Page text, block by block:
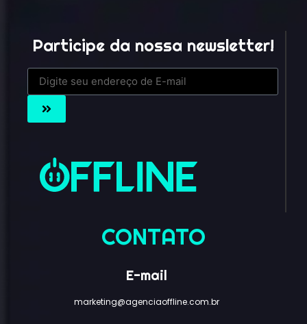
Participe da nossa newsletter!
CONTATO
E-mail
marketing@agenciaoffline.com.br